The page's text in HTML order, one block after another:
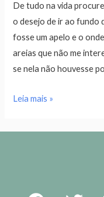
De tudo na vida
o desejo de ir ao fundo
fosse um apelo e o
areias que não me
se nela não houvesse
Leia mais »